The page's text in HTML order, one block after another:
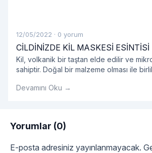
12/05/2022 · 0 yorum
CİLDİNİZDE KİL MASKESİ ESİNTİSİ
Kil, volkanik bir taştan elde edilir ve
sahiptir. Doğal bir malzeme olması ile
Devamını Oku →
Yorumlar (0)
E-posta adresiniz yayınlanmayacak.